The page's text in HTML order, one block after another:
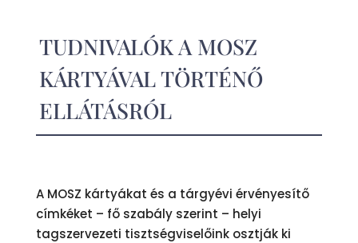
TUDNIVALÓK A MOSZ
KÁRTYÁVAL TÖRTÉNŐ
ELLÁTÁSRÓL
A MOSZ kártyákat és a tárgyévi érvényesítő
címkéket – fő szabály szerint – helyi
tagszervezeti tisztségviselőink osztják ki